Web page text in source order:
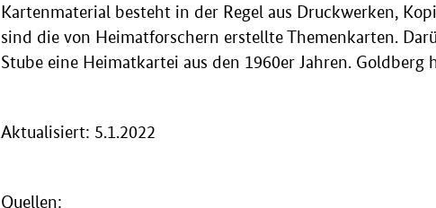
Kartenmaterial besteht in der Regel aus Druckwerken,
sind die von Heimatforschern erstellte Themenkarten.
Stube eine Heimatkartei aus den 1960er Jahren. Goldberg
Aktualisiert: 5.1.2022
Quellen: